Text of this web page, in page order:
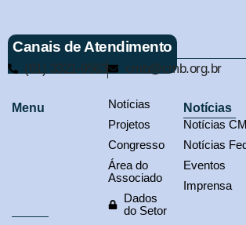
Canais de Atendimento
(61) 3321-9563 cmb@cmb.org.br
Menu
Notícias
Projetos
Congresso
Área do
Associado
Dados
do Setor
Notícias
Notícias
Notícias
Eventos
Imprensa